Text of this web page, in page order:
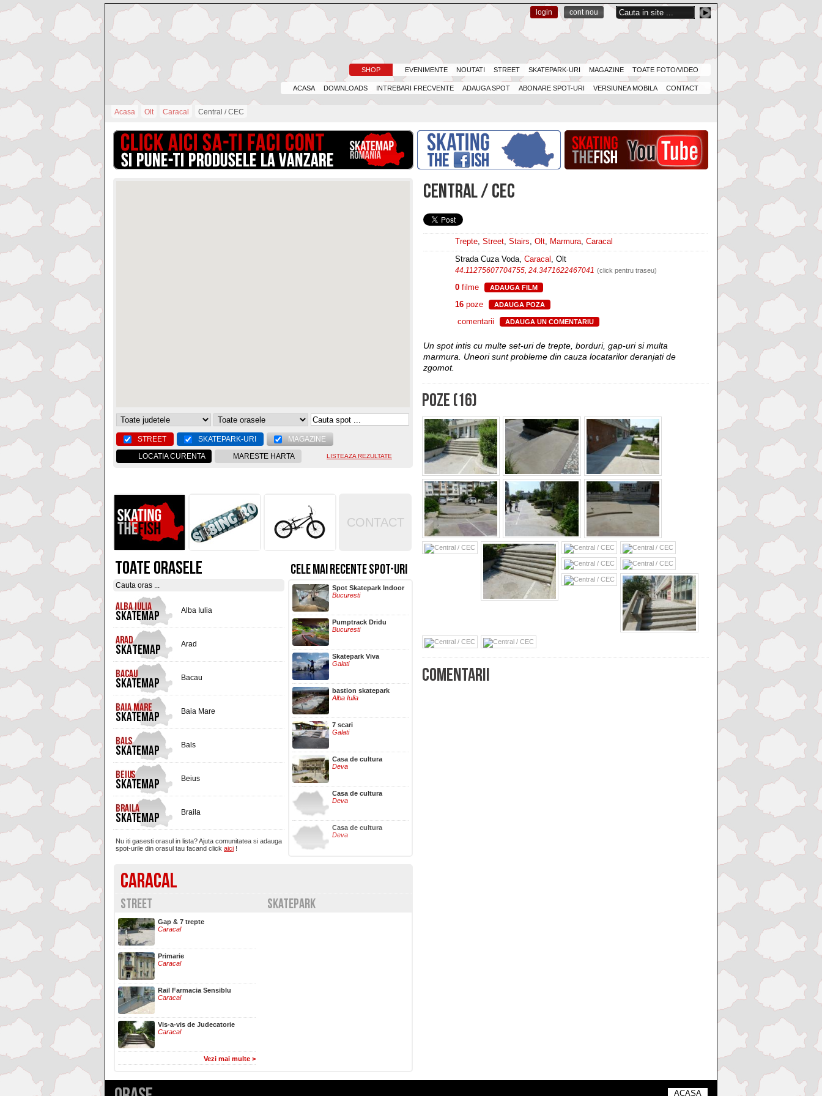
login cont nou
SHOP EVENIMENTE NOUTATI STREET SKATEPARK-URI MAGAZINE TOATE FOTO/VIDEO
ACASA DOWNLOADS INTREBARI FRECVENTE ADAUGA SPOT ABONARE SPOT-URI VERSIUNEA MOBILA CONTACT
Acasa Olt Caracal Central / CEC
STREET SKATEPARK-URI
MAGAZINE
LOCATIA CURENTA
MARESTE HARTA LISTEAZA REZULTATE
CONTACT
TOATE ORASELE
Alba Iulia
Arad
Bacau
Baia Mare
Bals
Beius
Braila
Brasov
Calarasi
Cluj-Napoca
Nu iti gasesti orasul in lista? Ajuta comunitatea si adauga
spot-urile din orasul tau facand click aici !
CELE MAI RECENTE SPOT-URI
Hala Centrala
Iasi
Spot Skatepark Indoor
Bucuresti
Pumptrack Dridu
Bucuresti
Skatepark Viva
Galati
bastion skatepark
Alba Iulia
7 scari
Galati
Casa de cultura
Deva
Casa de cultura
Deva
Casa de cultura
Deva
CARACAL
STREET SKATEPARK
Gap & 7 trepte
Caracal
Primarie
Caracal
Rail Farmacia Sensiblu
Caracal
Vis-a-vis de Judecatorie
Caracal
Vezi mai multe >
CENTRAL / CEC
Trepte, Street, Stairs, Olt, Marmura, Caracal
Strada Cuza Voda, Caracal , Olt
44.11275607704755, 24.3471622467041 (click pentru traseu)
0 filme ADAUGA FILM
16 poze ADAUGA POZA
comentarii ADAUGA UN COMENTARIU
Un spot intis cu multe set-uri de trepte, borduri, gap-uri si multa
marmura. Uneori sunt probleme din cauza locatarilor deranjati de
zgomot.
POZE (16)
COMENTARII
ACASA